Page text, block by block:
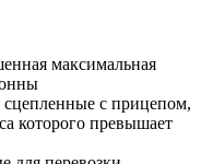
максимальная
с прицепом,
которого превышает